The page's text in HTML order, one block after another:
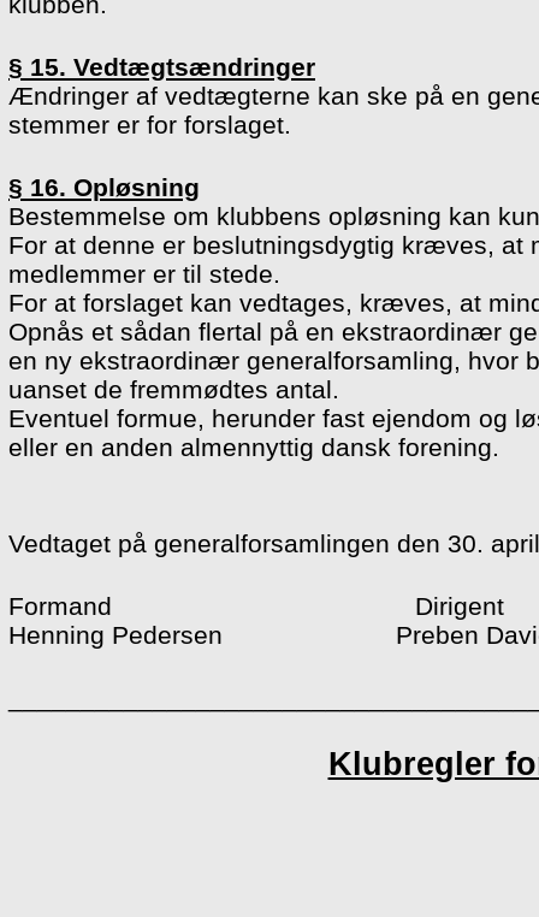
§ 15. Vedtægtsændringer
Ændringer af vedtægterne kan ske på en
stemmer er for forslaget.
§ 16. Opløsning
Bestemmelse om klubbens opløsning kan
For at denne er beslutningsdygtig kræves, at
medlemmer er til stede.
For at forslaget kan vedtages, kræves, at
Opnås et sådan flertal på en ekstraordinær
en ny ekstraordinær generalforsamling,
uanset de fremmødtes antal.
Eventuel formue, herunder fast ejendom og
eller en anden almennyttig dansk forening.
Vedtaget på generalforsamlingen den 30.
Formand Dirigent
Henning Pedersen Preben
Klubregler